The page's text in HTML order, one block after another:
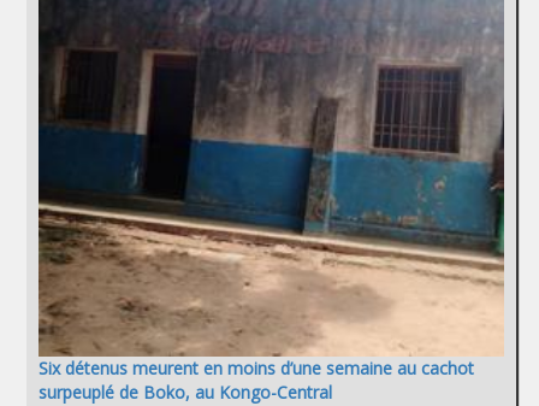
Six détenus meurent en moins d’une semaine au cachot
surpeuplé de Boko, au Kongo-Central